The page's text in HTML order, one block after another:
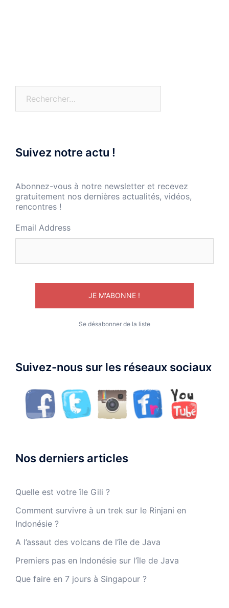
Suivez notre actu !
Abonnez-vous à notre newsletter et recevez
gratuitement nos dernières actualités, vidéos,
rencontres !
Email Address
Se désabonner de la liste
Suivez-nous sur les réseaux sociaux
Nos derniers articles
Quelle est votre île Gili ?
Comment survivre à un trek sur le Rinjani en
Indonésie ?
A l’assaut des volcans de l’île de Java
Premiers pas en Indonésie sur l’île de Java
Que faire en 7 jours à Singapour ?